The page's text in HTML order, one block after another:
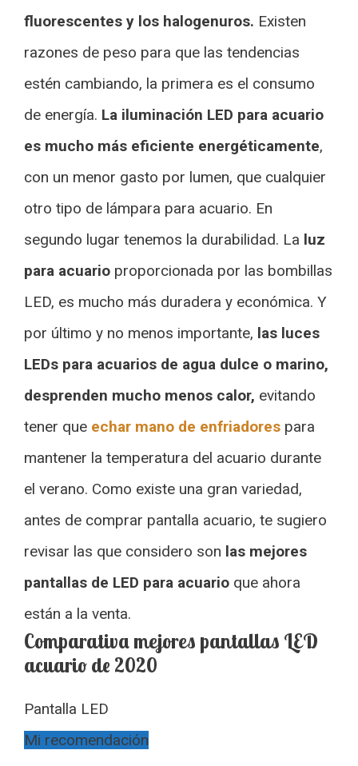
fluorescentes y los halogenuros. Existen
razones de peso para que las tendencias
estén cambiando, la primera es el consumo
de energía. La iluminación LED para acuario
es mucho más eficiente energéticamente,
con un menor gasto por lumen, que cualquier
otro tipo de lámpara para acuario. En
segundo lugar tenemos la durabilidad. La luz
para acuario proporcionada por las bombillas
LED, es mucho más duradera y económica. Y
por último y no menos importante, las luces
LEDs para acuarios de agua dulce o marino,
desprenden mucho menos calor, evitando
tener que echar mano de enfriadores para
mantener la temperatura del acuario durante
el verano. Como existe una gran variedad,
antes de comprar pantalla acuario, te sugiero
revisar las que considero son las mejores
pantallas de LED para acuario que ahora
están a la venta.
Comparativa mejores pantallas LED
acuario de 2020
Pantalla LED
Mi recomendación